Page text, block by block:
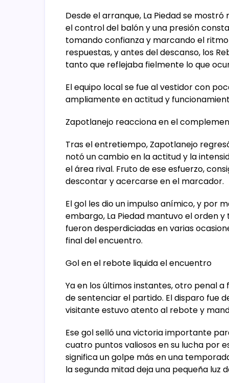
Desde el arranque, La Piedad se
el control del balón y una presión
tomando confianza y marcando el
respuestas, y antes del descanso, los
tanto que reflejaba fielmente lo que
El equipo local se fue al vestidor con
ampliamente en actitud y
Zapotlanejo reacciona en el
Tras el entretiempo, Zapotlanejo
notó un cambio en la actitud y la
el área rival. Fruto de ese esfuerzo,
descontar y acercarse en el marcador.
El gol les dio un impulso anímico, y por
embargo, La Piedad mantuvo el orden
fueron desperdiciadas en varias
final del encuentro.
Gol en el rebote liquida el encuentro
Ya en los últimos instantes, otro penal
de sentenciar el partido. El disparo fue
visitante estuvo atento al rebote y
Ese gol selló una victoria importante
cuatro puntos valiosos en su lucha por
significa un golpe más en una
la segunda mitad deja una pequeña luz